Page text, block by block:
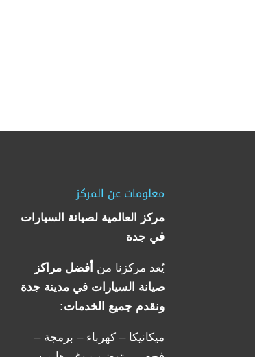
معلومات عن المركز
مركز العالمية لصيانة السيارات
في جدة
يُعد مركزنا من أفضل مراكز
صيانة السيارات في مدينة جدة
ونقدم جميع الخدمات:
ميكانيكا – كهرباء – برمجة –